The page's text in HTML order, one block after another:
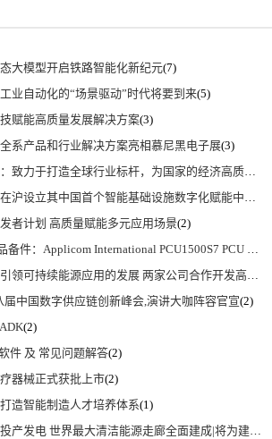
大模型开启铁路智能化新纪元(7)
业自动化的“场景驱动”时代将要到来(5)
赋能高质量发展解决方案(3)
系产品和行业解决方案亮相慕尼黑电子展(3)
标杆，为国家的经济高质量发展贡献更大力量|上海电气集团党委书记、董事长吴磊来访
沪设立其中国首个智能基础设施数字化赋能中心
者计划 高质量赋能多元应用场景(2)
Applicom International PCU1500S7 PCU 1500 S7 V4.5.0
的发展 两家公司合作开发高性能储能和太阳能组串式逆变器方案 以实现可持续的未来
届中国数字供应链创新峰会,演讲大咖阵容官宣(2)
(2)
件 及 常见问题解答(2)
器械正式获批上市(2)
造智能制造人才培养体系(1)
源走廊全面建成|将为建设新型能源体系、保障国家能源安全、实现“双碳”目标提供有力支撑